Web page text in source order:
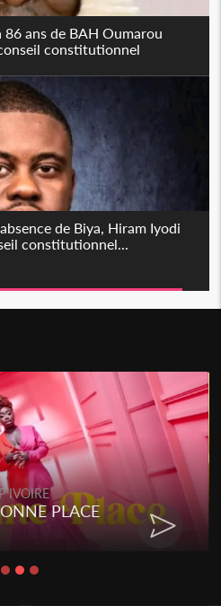
86 ans de BAH Oumarou
constitutionnel
de Biya, Hiram Iyodi
constitutionnel...
IVOIRE
PLACE